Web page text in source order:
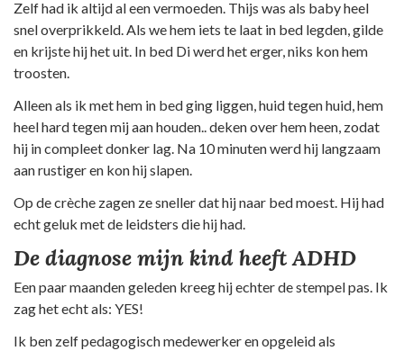
Zelf had ik altijd al een vermoeden. Thijs was als baby heel
snel overprikkeld. Als we hem iets te laat in bed legden, gilde
en krijste hij het uit. In bed Di werd het erger, niks kon hem
troosten.
Alleen als ik met hem in bed ging liggen, huid tegen huid, hem
heel hard tegen mij aan houden.. deken over hem heen, zodat
hij in compleet donker lag. Na 10 minuten werd hij langzaam
aan rustiger en kon hij slapen.
Op de crèche zagen ze sneller dat hij naar bed moest. Hij had
echt geluk met de leidsters die hij had.
De diagnose mijn kind heeft ADHD
Een paar maanden geleden kreeg hij echter de stempel pas. Ik
zag het echt als: YES!
Ik ben zelf pedagogisch medewerker en opgeleid als